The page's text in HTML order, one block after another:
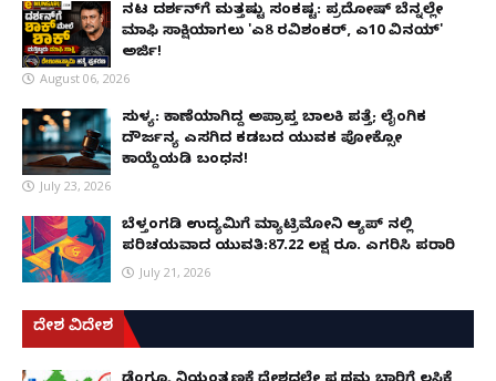
ನಟ ದರ್ಶನ್‌ಗೆ ಮತ್ತಷ್ಟು ಸಂಕಷ್ಟ: ಪ್ರದೋಷ್ ಬೆನ್ನಲ್ಲೇ
ಮಾಫಿ ಸಾಕ್ಷಿಯಾಗಲು 'ಎ8 ರವಿಶಂಕರ್, ಎ10 ವಿನಯ್'
ಅರ್ಜಿ!
August 06, 2026
ಸುಳ್ಯ: ಕಾಣೆಯಾಗಿದ್ದ ಅಪ್ರಾಪ್ತ ಬಾಲಕಿ ಪತ್ತೆ; ಲೈಂಗಿಕ
ದೌರ್ಜನ್ಯ ಎಸಗಿದ ಕಡಬದ ಯುವಕ ಪೋಕ್ಸೋ
ಕಾಯ್ದೆಯಡಿ ಬಂಧನ!
July 23, 2026
ಬೆಳ್ತಂಗಡಿ ಉದ್ಯಮಿಗೆ ಮ್ಯಾಟ್ರಿಮೋನಿ ಆ್ಯಪ್ ನಲ್ಲಿ
ಪರಿಚಯವಾದ ಯುವತಿ:87.22 ಲಕ್ಷ ರೂ. ಎಗರಿಸಿ ಪರಾರಿ
July 21, 2026
ದೇಶ ವಿದೇಶ